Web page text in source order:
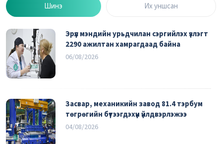
Шинэ Их уншсан
Эрүүл мэндийн урьдчилан сэргийлэх үзлэгт
2290 ажилтан хамрагдаад байна
06/08/2026
Засвар, механикийн завод 81.4 тэрбум
төгрөгийн бүтээгдэхүүн үйлдвэрлэжээ
04/08/2026